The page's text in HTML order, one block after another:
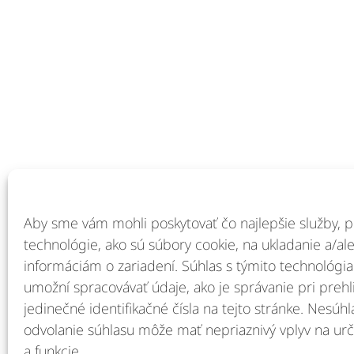
Aby sme vám mohli poskytovať čo najlepšie služby,
technológie, ako sú súbory cookie, na ukladanie a/
informáciám o zariadení. Súhlas s týmito
umožní spracovávať údaje, ako je správanie pri
jedinečné identifikačné čísla na tejto stránke.
odvolanie súhlasu môže mať nepriaznivý vplyv na
Globálne schopnosti
Flexibilné financovanie
Online portál s informáciami o majetku
Ukončenie prenájmu
Program spätného odkúpenia IT
Výroba
Energetika
Pozemné